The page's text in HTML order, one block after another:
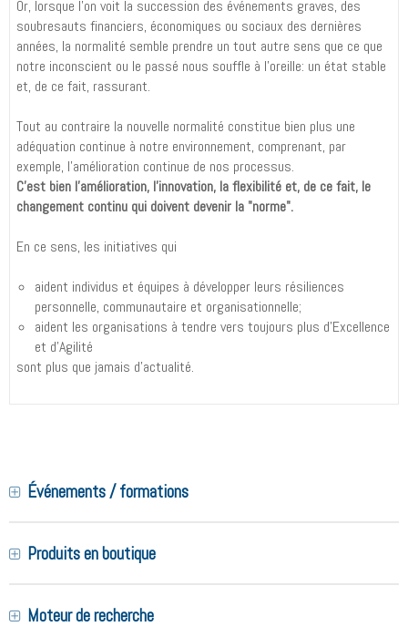
Or, lorsque l'on voit la succession des événements graves, des
soubresauts financiers, économiques ou sociaux des dernières
années, la normalité semble prendre un tout autre sens que ce que
notre inconscient ou le passé nous souffle à l'oreille: un état stable
et, de ce fait, rassurant.
Tout au contraire la nouvelle normalité constitue bien plus une
adéquation continue à notre environnement, comprenant, par
exemple, l'amélioration continue de nos processus.
C'est bien l'amélioration, l'innovation, la flexibilité et, de ce fait, le
changement continu qui doivent devenir la "norme".
En ce sens, les initiatives qui
aident individus et équipes à développer leurs résiliences
personnelle, communautaire et organisationnelle;
aident les organisations à tendre vers toujours plus d'Excellence
et d'Agilité
sont plus que jamais d'actualité.
Événements / formations
Produits en boutique
Moteur de recherche